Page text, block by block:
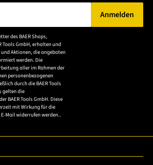
gültige E-Mail-Adresse ein.
Anmelden
des BAER Shops,
Tools GmbH, erhalten und
Aktionen, die angeboten
werden. Die
aller im Rahmen der
personenbezogenen
durch die BAER Tools
gelten die
der BAER Tools GmbH. Diese
mit Wirkung für die
Mail widerrufen werden..